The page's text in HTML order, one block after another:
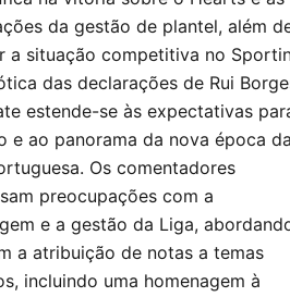
da gestão de plantel, além
a situação competitiva no
das declarações de Rui
estende-se às expectativas
e ao panorama da nova época da
Os comentadores
preocupações com a
e a gestão da Liga,
a atribuição de notas a temas
incluindo uma homenagem à